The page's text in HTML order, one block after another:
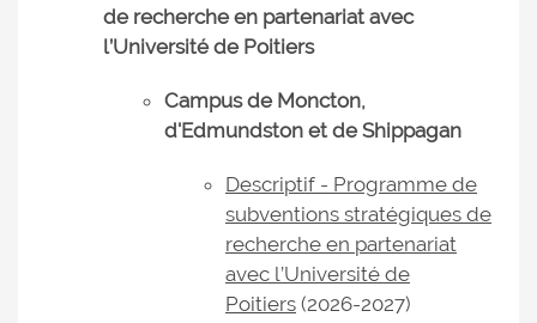
de recherche en partenariat avec
l’Université de Poitiers
Campus de Moncton,
d'Edmundston et de Shippagan
Descriptif - Programme de
subventions stratégiques de
recherche en partenariat
avec l’Université de
Poitiers (2026-2027)